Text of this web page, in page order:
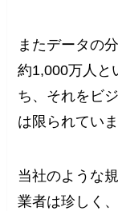
またデータの
約1,000万人と
ち、それをビ
は限られていま
当社のような
業者は珍しく